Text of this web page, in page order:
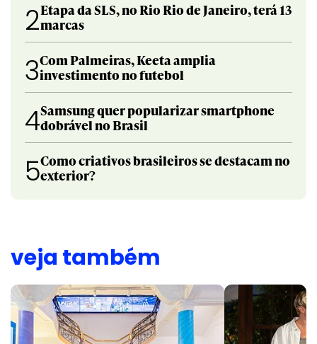
2Etapa da SLS, no Rio Rio de Janeiro, terá 13
marcas
3Com Palmeiras, Keeta amplia
investimento no futebol
4Samsung quer popularizar smartphone
dobrável no Brasil
5Como criativos brasileiros se destacam no
exterior?
veja também